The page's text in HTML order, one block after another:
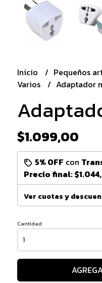
Inicio
Pequeños
Varios
Adaptador
$1.099,00
5% OFF con
Precio final:
Ver cuotas y
Cantidad